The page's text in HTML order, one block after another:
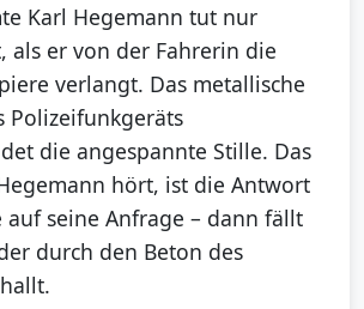
Karl Hegemann tut nur
als er von der Fahrerin die
verlangt. Das metallische
Polizeifunkgeräts
die angespannte Stille. Das
hört, ist die Antwort
auf seine Anfrage – dann fällt
durch den Beton des